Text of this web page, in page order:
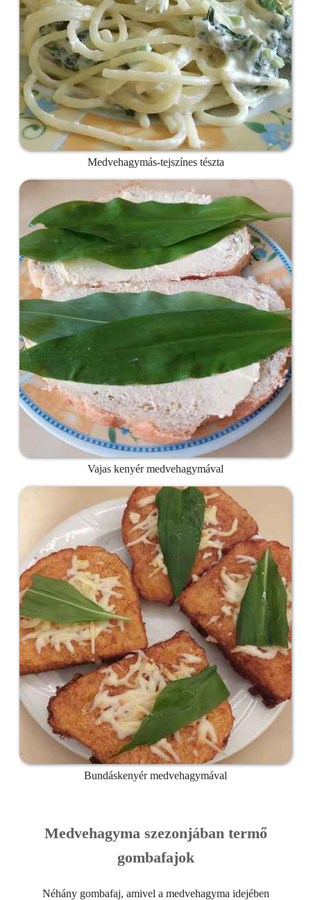
Medvehagymás-tejszínes tészta
Vajas kenyér medvehagymával
Bundáskenyér medvehagymával
Medvehagyma szezonjában termő
gombafajok
Néhány gombafaj, amivel a medvehagyma idejében